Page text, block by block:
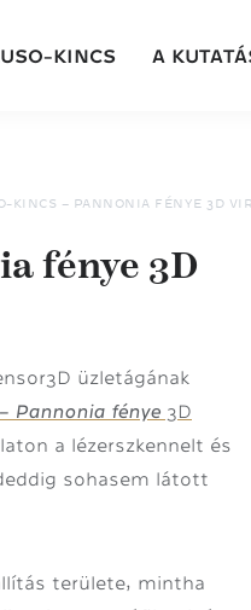
KINCS A
KINCS – PANNONIA FÉNYE 3D
fénye 3D
üzletágának
Pannonia fénye 3D
a lézerszkennelt és
sohasem látott
területe, mintha